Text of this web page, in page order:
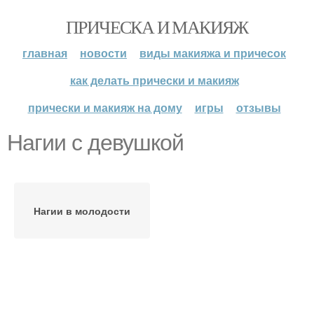
ПРИЧЕСКА И МАКИЯЖ
главная новости
виды макияжа и причесок
как делать прически и макияж
прически и макияж на дому
игры отзывы
Нагии с девушкой
Нагии в молодости